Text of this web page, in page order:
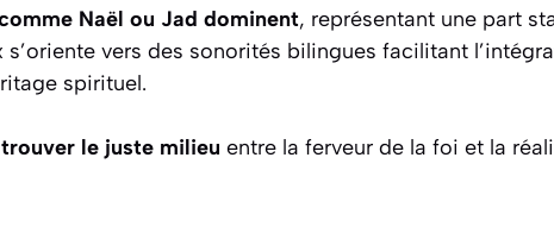
Naël ou Jad dominent, représentant une part
s’oriente vers des sonorités bilingues facilitant
spirituel.
trouver le juste milieu entre la ferveur de la foi et la